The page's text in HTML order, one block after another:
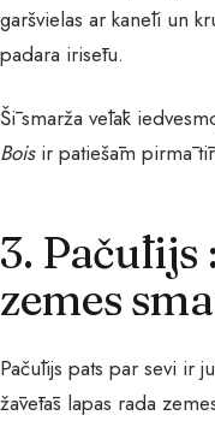
garšvielas ar kanēli un
padara irisētu.
Šī smarža vēlāk
Boisir patiešām pirmā
3.
zemes
Pačūlijs pats par sevi ir
žāvētās lapas rada